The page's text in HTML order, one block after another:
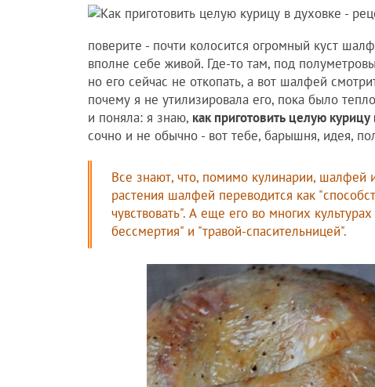
поверите - почти колосится огромный куст
вполне себе живой. Где-то там, под
но его сейчас не откопать, а вот шалфей
почему я не утилизировала его, пока было
и поняла: я знаю, как приготовить целую
сочно и не обычно - вот тебе, барышня, идея,
Все знают, что, помимо кулинарии, шалфей
растения шалфей переводится как
чувствовать". А еще его во многих
бессмертия" и "травой-спасительницей".